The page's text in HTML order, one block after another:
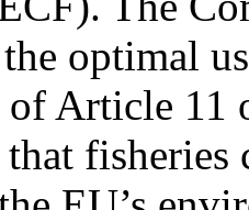
optimal
of Article 11
fisheries